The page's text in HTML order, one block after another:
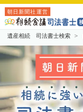
朝日新聞社運営
遺産相続 司法書士検索